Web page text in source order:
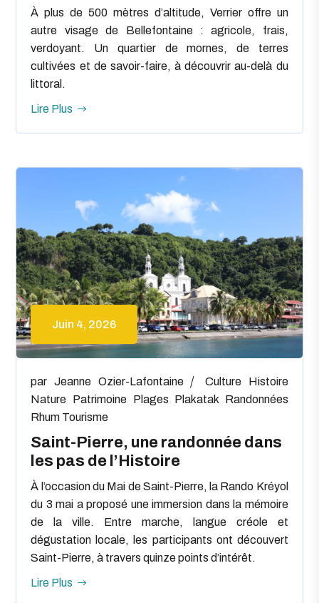
À plus de 500 mètres d’altitude, Verrier offre un
autre visage de Bellefontaine : agricole, frais,
verdoyant. Un quartier de mornes, de terres
cultivées et de savoir-faire, à découvrir au-delà du
littoral.
Lire Plus
Juin 4, 2026
Saint-Pierre, une randonnée dans
les pas de l’Histoire
parJeanne Ozier-Lafontaine Culture
Histoire
Nature Patrimoine Plages Plakatak Randonnées
Rhum Tourisme
À l’occasion du Mai de Saint-Pierre, la Rando Kréyol
du 3 mai a proposé une immersion dans la mémoire
de la ville. Entre marche, langue créole et
dégustation locale, les participants ont découvert
Saint-Pierre, à travers quinze points d’intérêt.
Lire Plus